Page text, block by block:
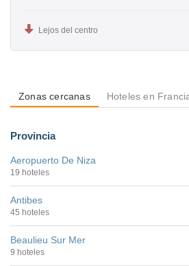
Lejos del centro
Zonas cercanas Hoteles en
Provincia
Aeropuerto De Niza
19 hoteles
Antibes
45 hoteles
Beaulieu Sur Mer
9 hoteles